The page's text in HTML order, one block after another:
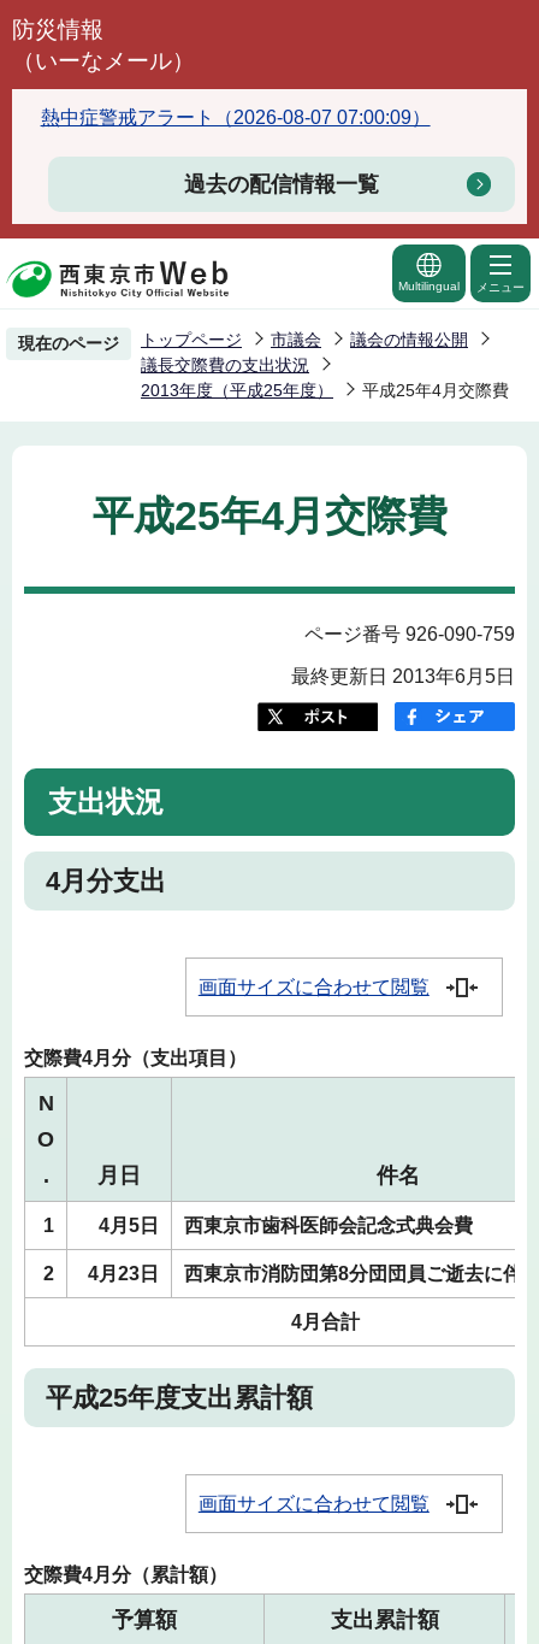
こ
頭
で
防災情報
（いーなメール）
熱中症警戒アラート（2026-08-07 07:00:09）
過去の配信情報一覧
Multilingual メニュー
現在のページ トップページ 市議会
議会の情報公開
議長交際費の支出状況
2013年度（平成25年度）
平成25年4月交際費
平成25年4月交際費
ページ番号 926-090-759
最終更新日 2013年6月5日
支出状況
4月分支出
画面サイズに合わせて閲覧
交際費4月分（支出項目）
N
O
.
月日 件名
1 4月5日 西東京市歯科医師会記念式典会費
2 4月23日 西東京市消防団第8分団団員ご逝去に伴
4月合計
平成25年度支出累計額
画面サイズに合わせて閲覧
交際費4月分（累計額）
予算額 支出累計額